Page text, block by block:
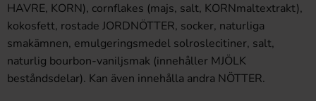
HAVRE, KORN), cornflakes (majs, salt, KORNmaltextrakt),
kokosfett, rostade JORDNÖTTER, socker, naturliga
smakämnen, emulgeringsmedel solroslecitiner, salt,
naturlig bourbon-vaniljsmak (innehåller MJÖLK
beståndsdelar). Kan även innehålla andra NÖTTER.